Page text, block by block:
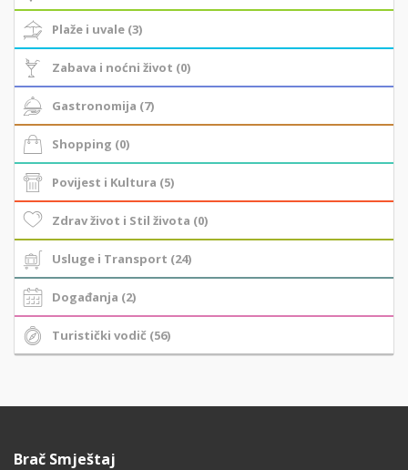
Plaže i uvale (3)
Zabava i noćni život (0)
Gastronomija (7)
Shopping (0)
Povijest i Kultura (5)
Zdrav život i Stil života (0)
Usluge i Transport (24)
Događanja (2)
Turistički vodič (56)
Brač Smještaj